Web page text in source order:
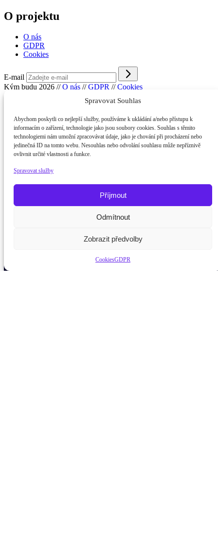
Spravovat Souhlas
Abychom poskytli co nejlepší služby, používáme k ukládání a/nebo přístupu k
informacím o zařízení, technologie jako jsou soubory cookies. Souhlas s těmito
technologiemi nám umožní zpracovávat údaje, jako je chování při procházení nebo
jedinečná ID na tomto webu. Nesouhlas nebo odvolání souhlasu může nepříznivě
ovlivnit určité vlastnosti a funkce.
Spravovat služby
Příjmout
Odmítnout
Zobrazit předvolby
CookiesGDPR
O projektu
O nás
GDPR
Cookies
E-mail
Kým budu 2026 // O nás // GDPR // Cookies